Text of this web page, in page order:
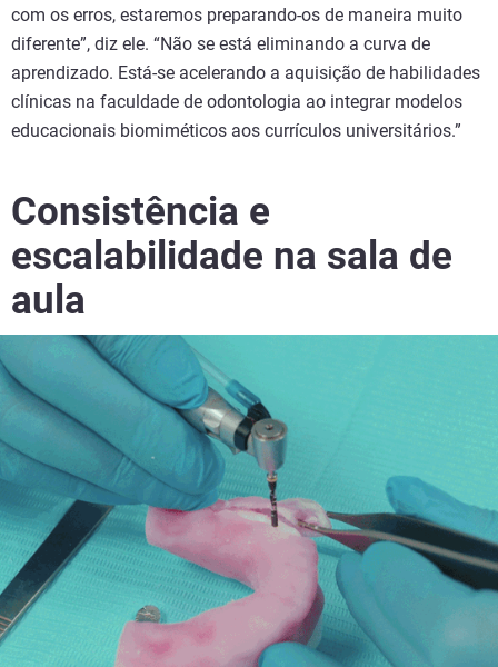
com os erros, estaremos preparando-os de maneira muito
diferente”, diz ele. “Não se está eliminando a curva de
aprendizado. Está-se acelerando a aquisição de habilidades
clínicas na faculdade de odontologia ao integrar modelos
educacionais biomiméticos aos currículos universitários.”
Consistência e
escalabilidade na sala de
aula